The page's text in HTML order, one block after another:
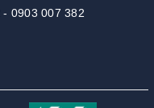
- 0903 007 382